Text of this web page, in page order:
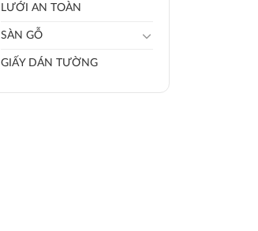
LƯỚI AN TOÀN
SÀN GỖ
GIẤY DÁN TƯỜNG